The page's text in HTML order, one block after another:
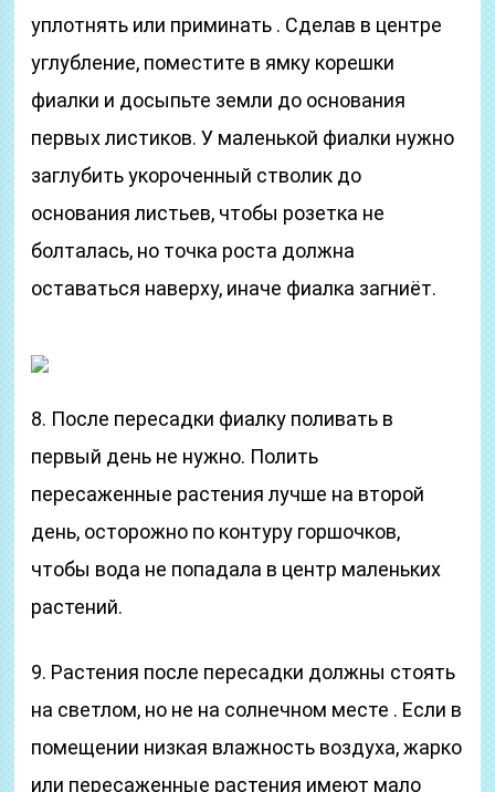
уплотнять или приминать . Сделав в центре
углубление, поместите в ямку корешки
фиалки и досыпьте земли до основания
первых листиков. У маленькой фиалки нужно
заглубить укороченный стволик до
основания листьев, чтобы розетка не
болталась, но точка роста должна
оставаться наверху, иначе фиалка загниёт.
8. После пересадки фиалку поливать в
первый день не нужно. Полить
пересаженные растения лучше на второй
день, осторожно по контуру горшочков,
чтобы вода не попадала в центр маленьких
растений.
9. Растения после пересадки должны стоять
на светлом, но не на солнечном месте . Если в
помещении низкая влажность воздуха, жарко
или пересаженные растения имеют мало